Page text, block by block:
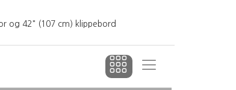
og 42" (107 cm) klippebord